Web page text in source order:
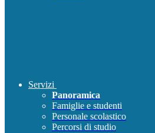
Servizi
Panoramica
Famiglie e studenti
Personale scolastico
Percorsi di studio